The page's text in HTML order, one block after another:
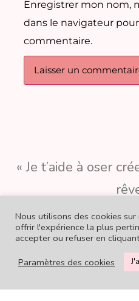
Enregistrer mon nom,
dans le navigateur
commentaire.
« Je t’aide à oser
Nous utilisons des cookies
offrir l'expérience la plus
accepter ou refuser en
Paramètres des cookies